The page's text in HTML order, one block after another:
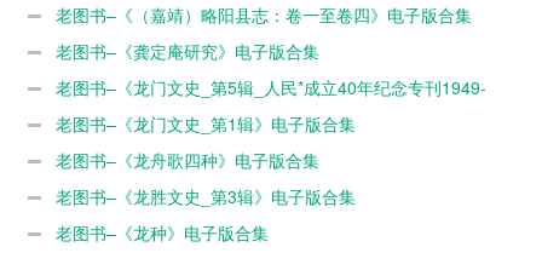
老图书–《（嘉靖）略阳县志：卷一至卷四》电子版合集
老图书–《龚定庵研究》电子版合集
老图书–《龙门文史_第5辑_人民*成立40年纪念专刊1949-
1989》电子版合集
老图书–《龙门文史_第1辑》电子版合集
老图书–《龙舟歌四种》电子版合集
老图书–《龙胜文史_第3辑》电子版合集
老图书–《龙种》电子版合集